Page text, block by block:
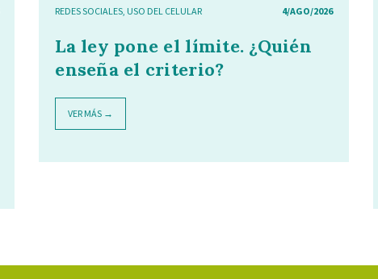
REDES SOCIALES, USO DEL CELULAR 4/AGO/2026
La ley pone el límite. ¿Quién
enseña el criterio?
VER MÁS →